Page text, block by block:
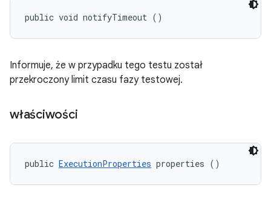
public void notifyTimeout ()
Informuje, że w przypadku tego testu został
przekroczony limit czasu fazy testowej.
właściwości
public ExecutionProperties properties ()